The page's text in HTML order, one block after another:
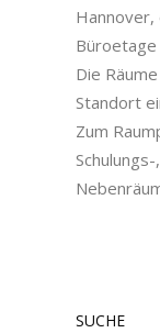
Büroetage
Die
Standort
Zum
SUCHE